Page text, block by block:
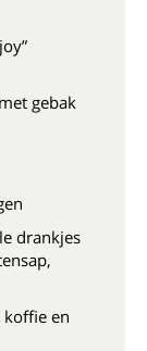
gebak
drankjes
koffie en